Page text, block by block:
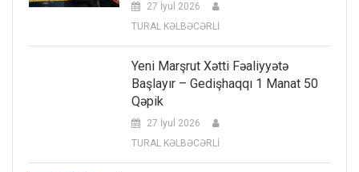
27 İyul 2026
TURAL KƏLBƏCƏRLİ
Yeni Marşrut Xətti Fəaliyyətə
Başlayır – Gedişhaqqı 1 Manat 50
Qəpik
27 İyul 2026
TURAL KƏLBƏCƏRLİ